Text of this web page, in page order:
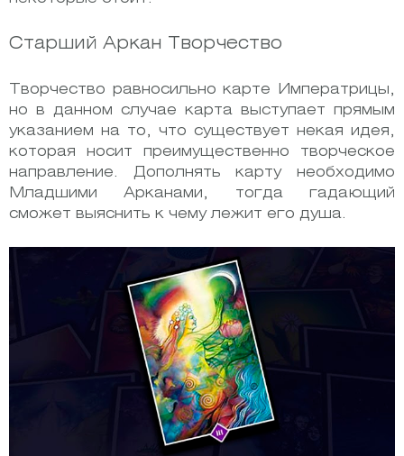
Старший Аркан Творчество
Творчество равносильно карте Императрицы,
но в данном случае карта выступает прямым
указанием на то, что существует некая идея,
которая носит преимущественно творческое
направление. Дополнять карту необходимо
Младшими Арканами, тогда гадающий
сможет выяснить к чему лежит его душа.